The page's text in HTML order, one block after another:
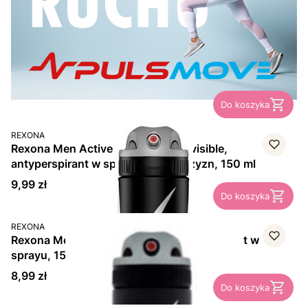
Do koszyka
PRODUCENT
REXONA
Rexona Men Active Protection+ Invisible,
antyperspirant w sprayu dla mężczyzn, 150 ml
Cena
9,99 zł
Do koszyka
PRODUCENT
REXONA
Rexona Men Active Shield Fresh, dezodorant w
sprayu, 150 ml
Cena
8,99 zł
Do koszyka